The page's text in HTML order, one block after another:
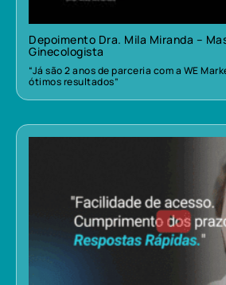
Depoimento Dra. Mila Miranda –
Ginecologista
“Já são 2 anos de parceria com a WE
ótimos resultados”